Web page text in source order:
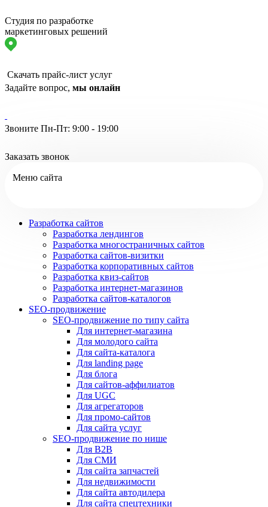
Студия по разработке
маркетинговых решений
Скачать прайс-лист услуг
Задайте вопрос, мы онлайн
Звоните Пн-Пт: 9:00 - 19:00
Заказать звонок
Меню сайта
Разработка сайтов
Разработка лендингов
Разработка многостраничных сайтов
Разработка сайтов-визитки
Разработка корпоративных сайтов
Разработка квиз-сайтов
Разработка интернет-магазинов
Разработка сайтов-каталогов
SEO-продвижение
SEO-продвижение по типу сайта
Для интернет-магазина
Для молодого сайта
Для сайта-каталога
Для landing page
Для блога
Для сайтов-аффилиатов
Для UGC
Для агрегаторов
Для промо-сайтов
Для сайта услуг
SEO-продвижение по нише
Для B2B
Для СМИ
Для сайта запчастей
Для недвижимости
Для сайта автодилера
Для сайта спецтехники